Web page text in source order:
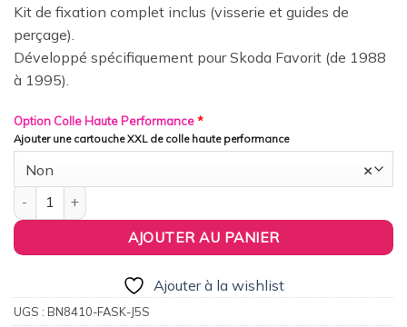
Kit de fixation complet inclus (visserie et guides de
perçage).
Développé spécifiquement pour Skoda Favorit (de 1988
à 1995).
Option Colle Haute Performance*
Ajouter une cartouche XXL de colle haute performance
×
Non
quantité de FranceAileron - Aileron / Becquet Origine Replica
AJOUTER AU PANIER
Ajouter à la wishlist
UGS : BN8410-FASK-J5S